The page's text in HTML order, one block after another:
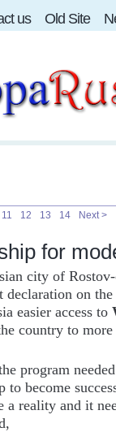
us Old Site
11 12 13 14 Next >
for
city of
declaration on the
easier access to
country to
program
to become
a reality and it